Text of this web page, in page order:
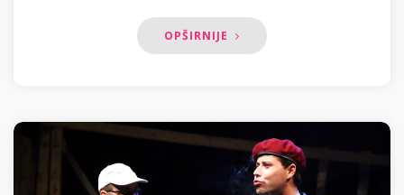
OPŠIRNIJE